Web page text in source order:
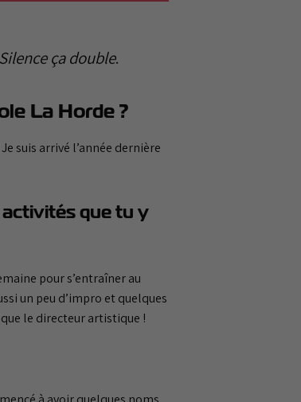
Silence ça double.
La Horde ?
suis arrivé l’année dernière
que tu y
pour s’entraîner au
un peu d’impro et quelques
le directeur artistique !